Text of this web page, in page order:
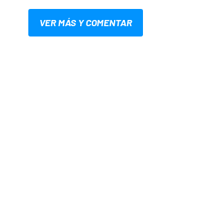
VER MÁS Y COMENTAR